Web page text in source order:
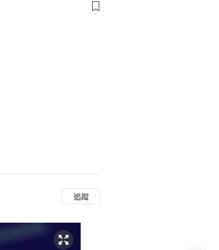
一定要帶埋佢返屋企超細短
追蹤